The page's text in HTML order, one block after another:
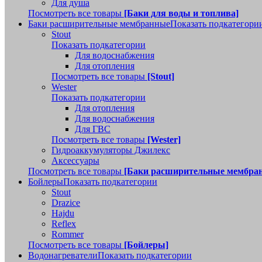
Для душа
Посмотреть все товары [Баки для воды и топлива]
Баки расширительные мембранныеПоказать
Stout
Показать подкатегории
Для водоснабжения
Для отопления
Посмотреть все товары [Stout]
Wester
Показать подкатегории
Для отопления
Для водоснабжения
Для ГВС
Посмотреть все товары [Wester]
Гидроаккумуляторы Джилекс
Аксессуары
Посмотреть все товары [Баки расширительные
БойлерыПоказать подкатегории
Stout
Drazice
Hajdu
Reflex
Rommer
Посмотреть все товары [Бойлеры]
ВодонагревателиПоказать подкатегории